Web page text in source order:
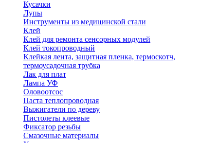
Кусачки
Лупы
Инструменты из медицинской стали
Клей
Клей для ремонта сенсорных модулей
Клей токопроводный
Клейкая лента, защитная пленка, термоскотч,
термоусадочная трубка
Лак для плат
Лампа УФ
Оловоотсос
Паста теплопроводная
Выжигатели по дереву
Пистолеты клеевые
Фиксатор резьбы
Смазочные материалы